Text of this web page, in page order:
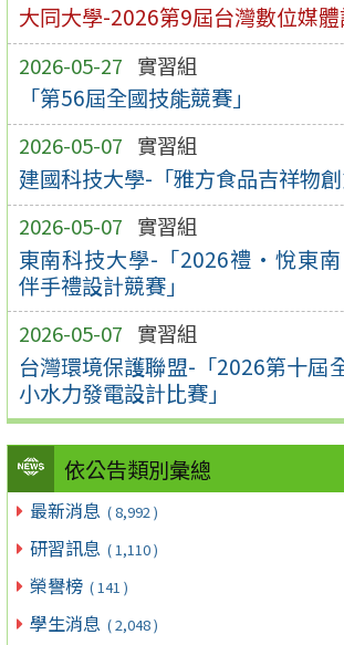
大同大學-2026第9屆台灣數位媒
2026-05-27 實習組
「第56屆全國技能競賽」
2026-05-07 實習組
建國科技大學-「雅方食品吉祥物創
2026-05-07 實習組
東南科技大學-「2026禮•悅東南
伴手禮設計競賽」
2026-05-07 實習組
台灣環境保護聯盟-「2026第十屆
小水力發電設計比賽」
依公告類別彙總
最新消息 ( 8,992 )
研習訊息 ( 1,110 )
榮譽榜 ( 141 )
學生消息 ( 2,048 )